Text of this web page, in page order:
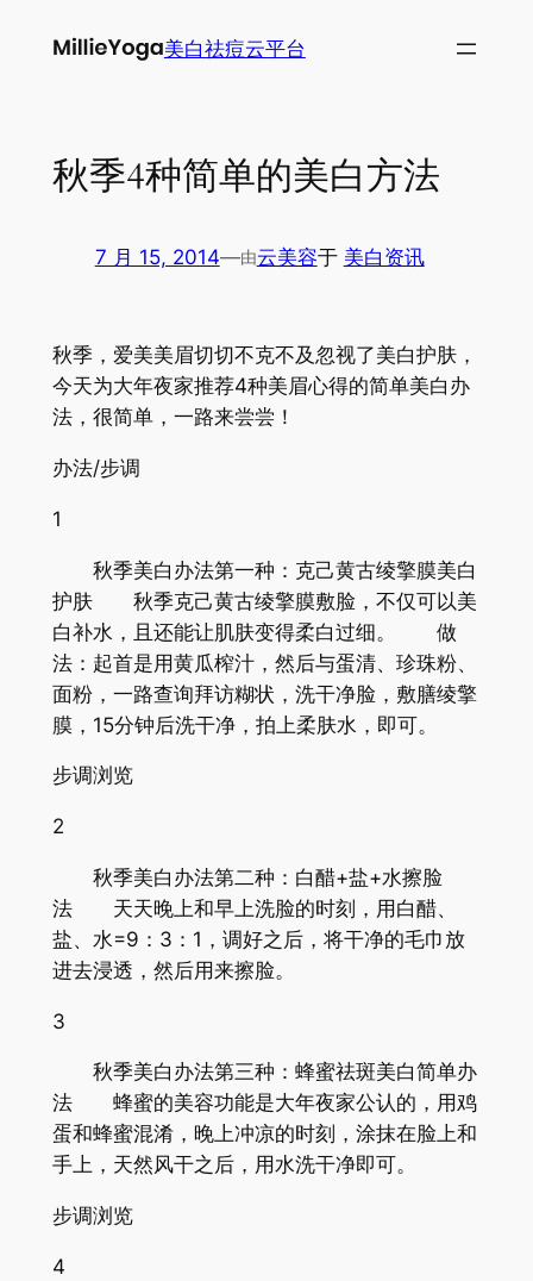
美白祛痘云平台
秋季4种简单的美白方法
7 月 15, 2014—由云美容于 美白资讯
秋季，爱美美眉切切不克不及忽视了美白护肤，
今天为大年夜家推荐4种美眉心得的简单美白办
法，很简单，一路来尝尝！
办法/步调
1
秋季美白办法第一种：克己黄古绫擎膜美白
护肤 秋季克己黄古绫擎膜敷脸，不仅可以美
白补水，且还能让肌肤变得柔白过细。 做
法：起首是用黄瓜榨汁，然后与蛋清、珍珠粉、
面粉，一路查询拜访糊状，洗干净脸，敷膳绫擎
膜，15分钟后洗干净，拍上柔肤水，即可。
步调浏览
2
秋季美白办法第二种：白醋+盐+水擦脸
法 天天晚上和早上洗脸的时刻，用白醋、
盐、水=9：3：1，调好之后，将干净的毛巾放
进去浸透，然后用来擦脸。
3
秋季美白办法第三种：蜂蜜祛斑美白简单办
法 蜂蜜的美容功能是大年夜家公认的，用鸡
蛋和蜂蜜混淆，晚上冲凉的时刻，涂抹在脸上和
手上，天然风干之后，用水洗干净即可。
步调浏览
4